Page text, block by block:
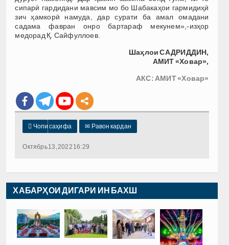
сипарӣ гардидани мавсим мо бо Шабакаҳои гармидиҳӣ
зич ҳамкорӣ намуда, дар сурати ба амал омадани
садама фавран онро бартараф мекунем»,-изҳор
медорад Қ. Сайфуллоев.
Шаҳлои САДРИДДИН,
АМИТ «Ховар»,
АКС: АМИТ «Ховар»
 Чопи саҳифа ✉ Равон кардан
Октябрь 13, 2022 16:29
ХАБАРҲОИ ДИГАРИ ИН БАХШ